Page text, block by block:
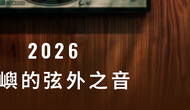
2026
的弦外之音